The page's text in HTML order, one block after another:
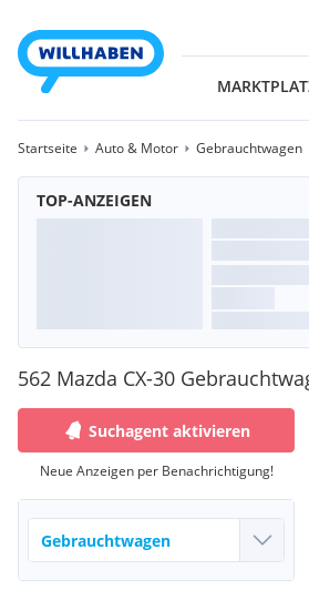
Startseite Auto & Motor Gebrauchtwagen
TOP-ANZEIGEN
562 Mazda CX-30
Suchagent aktivieren
Neue Anzeigen per Benachrichtigung!